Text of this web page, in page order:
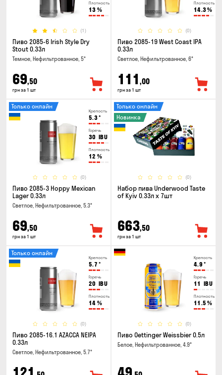
Плотность
13 %
(1)
Пиво 2085-6 Irish Style Dry
Stout 0.33л
Темное, Нефильтрованное, 5°
69,50
грн за 1 шт
Плотность
14.3%
(0)
Пиво 2085-19 West Coast IPA
0.33л
Светлое, Нефильтрованное, 6°
111 ,00
грн за 1 шт
Крепость
5.3°
Горечь
30 IBU
Плотность
12 %
(0)
Только онлайн
Пиво 2085-3 Hoppy Mexican
Lager 0.33л
Светлое, Нефильтрованное, 5.3°
69,50
грн за 1 шт
(0)
Только онлайн
Новинка
Набор пива Underwood Taste
of Kyiv 0.33л x 7шт
663,50
грн за 1 шт
Крепость
5.7 °
Горечь
20 IBU
Плотность
14 %
(0)
Только онлайн
Пиво 2085-16.1 AZACCA NEIPA
0.33л
Светлое, Нефильтрованное, 5.7°
Крепость
4.9 °
Горечь
11 IBU
Плотность
11.5 %
(0)
Пиво Oettinger Weissbier 0.5л
Белое, Нефильтрованное, 4.9°